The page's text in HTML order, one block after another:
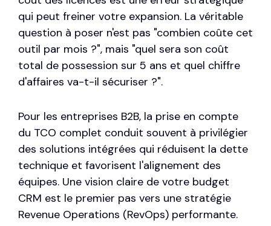
qui peut freiner votre expansion. La véritable
question à poser n'est pas "combien coûte cet
outil par mois ?", mais "quel sera son coût
total de possession sur 5 ans et quel chiffre
d'affaires va-t-il sécuriser ?".
Pour les entreprises B2B, la prise en compte
du TCO complet conduit souvent à privilégier
des solutions intégrées qui réduisent la dette
technique et favorisent l'alignement des
équipes. Une vision claire de votre budget
CRM est le premier pas vers une stratégie
Revenue Operations (RevOps) performante.